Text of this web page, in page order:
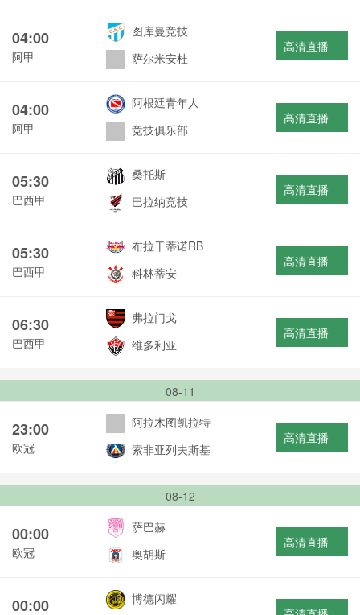
04:00
阿甲
图库曼竞技
萨尔米安杜
高清直播
04:00
阿甲
阿根廷青年人
竞技俱乐部
高清直播
05:30
巴西甲
桑托斯
巴拉纳竞技
高清直播
05:30
巴西甲
布拉干蒂诺RB
科林蒂安
高清直播
06:30
巴西甲
弗拉门戈
维多利亚
高清直播
08-11
23:00
欧冠
阿拉木图凯拉特
索非亚列夫斯基
高清直播
08-12
00:00
欧冠
萨巴赫
奥胡斯
高清直播
00:00
博德闪耀